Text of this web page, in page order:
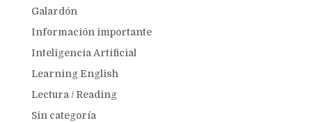
Galardón
Información importante
Inteligencia Artificial
Learning English
Lectura / Reading
Sin categoría